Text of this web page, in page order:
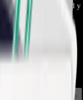
máxima durabilidad y
tiempo.
Añadir al Carrito